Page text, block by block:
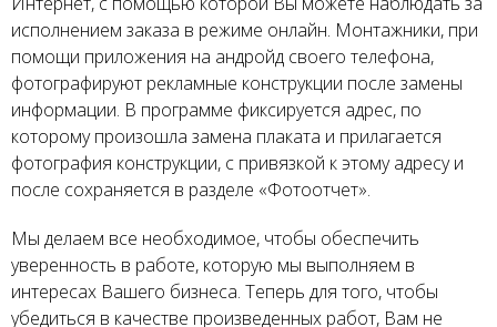
исполнением заказа в режиме онлайн. Монтажники, при
помощи приложения на андройд своего телефона,
фотографируют рекламные конструкции после замены
информации. В программе фиксируется адрес, по
которому произошла замена плаката и прилагается
фотография конструкции, с привязкой к этому адресу и
после сохраняется в разделе «Фотоотчет».
Мы делаем все необходимое, чтобы обеспечить
уверенность в работе, которую мы выполняем в
интересах Вашего бизнеса. Теперь для того, чтобы
убедиться в качестве произведенных работ, Вам не